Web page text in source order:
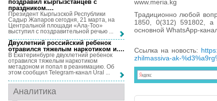
www.meria.kg
Традиционно любой
1850, 0(312) 591802,
основной WhatsApp-
Ссылка на новость:
zhilmassiva-ak-
поздравил кыргызстанцев с
праздником....
Президент Кыргызской Республики
Садыр Жапаров сегодня, 21 марта, на
Центральной площади «Ала-Тоо»
выступил с поздравительной речью ...
Двухлетний российский ребенок
отравился тяжелым наркотиком и....
В Екатеринбурге двухлетний ребенок
отравился тяжелым наркотиком
метадоном и попал в реанимацию. Об
этом сообщил Telegram-канал Ural ...
Аналитика